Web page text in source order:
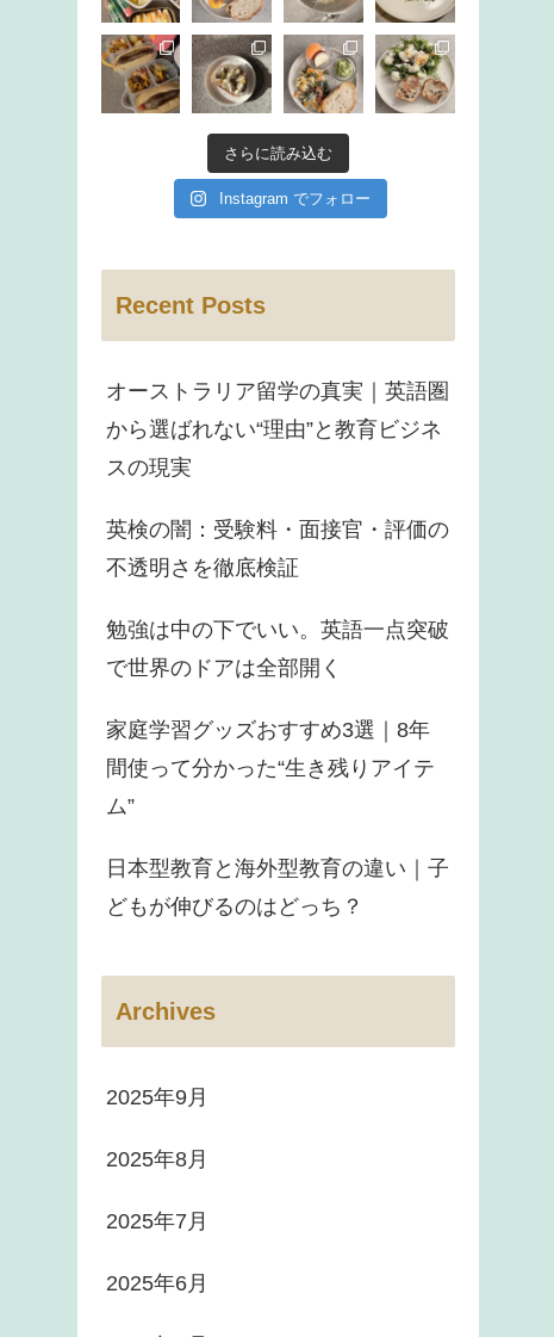
さらに読み込む
Instagram でフォロー
Recent Posts
オーストラリア留学の真実｜英語圏
から選ばれない“理由”と教育ビジネ
スの現実
英検の闇：受験料・面接官・評価の
不透明さを徹底検証
勉強は中の下でいい。英語一点突破
で世界のドアは全部開く
家庭学習グッズおすすめ3選｜8年
間使って分かった“生き残りアイテ
ム”
日本型教育と海外型教育の違い｜子
どもが伸びるのはどっち？
Archives
2025年9月
2025年8月
2025年7月
2025年6月